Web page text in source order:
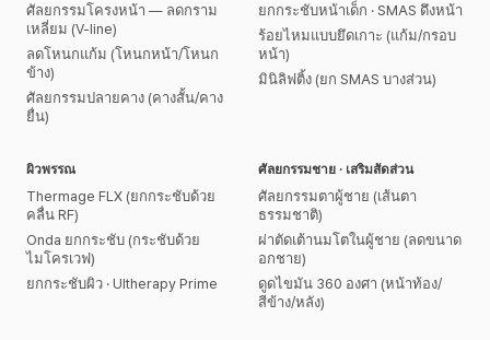
ศัลยกรรมโครงหน้า — ลดกราม
เหลี่ยม (V-line)
ลดโหนกแก้ม (โหนกหน้า/โหนก
ข้าง)
ศัลยกรรมปลายคาง (คางสั้น/คาง
ยื่น)
ยกกระชับหน้าเด็ก · SMAS ดึงหน้า
ร้อยไหมแบบยึดเกาะ (แก้ม/กรอบ
หน้า)
มินิลิฟติ้ง (ยก SMAS บางส่วน)
ผิวพรรณ
Thermage FLX (ยกกระชับด้วย
คลื่น RF)
Onda ยกกระชับ (กระชับด้วย
ไมโครเวฟ)
ยกกระชับผิว · Ultherapy Prime
ศัลยกรรมชาย · เสริมสัดส่วน
ศัลยกรรมตาผู้ชาย (เส้นตา
ธรรมชาติ)
ผ่าตัดเต้านมโตในผู้ชาย (ลดขนาด
อกชาย)
ดูดไขมัน 360 องศา (หน้าท้อง/
สีข้าง/หลัง)